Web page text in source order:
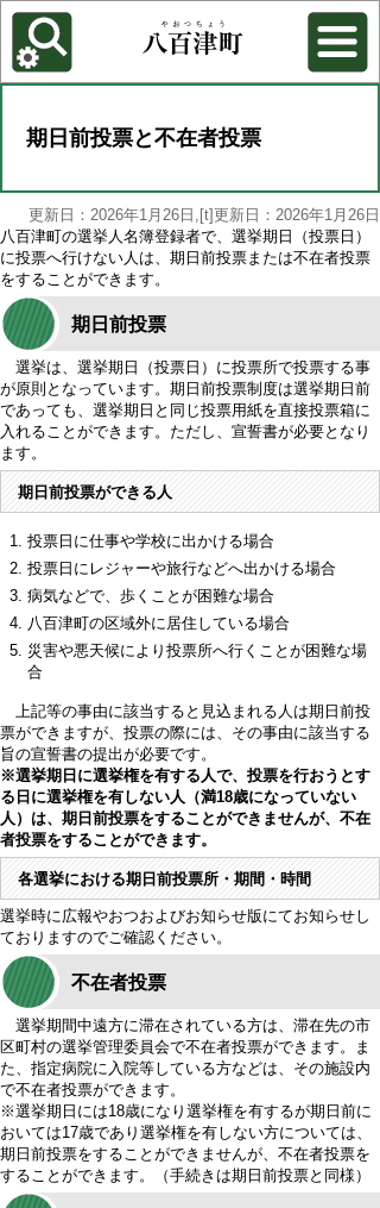
各種機能
背景色を変更する
期日前投票と不在者投票
更新日：2026年1月26日,[t]更新日：2026年1月26日
八百津町の選挙人名簿登録者で、選挙期日（投票日）
に投票へ行けない人は、期日前投票または不在者投票
をすることができます。
期日前投票
選挙は、選挙期日（投票日）に投票所で投票する事
が原則となっています。期日前投票制度は選挙期日前
であっても、選挙期日と同じ投票用紙を直接投票箱に
入れることができます。ただし、宣誓書が必要となり
ます。
期日前投票ができる人
投票日に仕事や学校に出かける場合
投票日にレジャーや旅行などへ出かける場合
病気などで、歩くことが困難な場合
八百津町の区域外に居住している場合
災害や悪天候により投票所へ行くことが困難な場
合
上記等の事由に該当すると見込まれる人は期日前投
票ができますが、投票の際には、その事由に該当する
旨の宣誓書の提出が必要です。
※選挙期日に選挙権を有する人で、投票を行おうとす
る日に選挙権を有しない人（満18歳になっていない
人）は、期日前投票をすることができませんが、不在
者投票をすることができます。
各選挙における期日前投票所・期間・時間
選挙時に広報やおつおよびお知らせ版にてお知らせし
ておりますのでご確認ください。
不在者投票
選挙期間中遠方に滞在されている方は、滞在先の市
区町村の選挙管理委員会で不在者投票ができます。ま
た、指定病院に入院等している方などは、その施設内
で不在者投票ができます。
※選挙期日には18歳になり選挙権を有するが期日前に
おいては17歳であり選挙権を有しない方については、
期日前投票をすることができませんが、不在者投票を
することができます。（手続きは期日前投票と同様）